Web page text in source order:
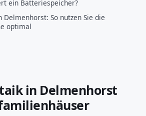
ein Batteriespeicher?
Delmenhorst: So nutzen Sie die
optimal
in Delmenhorst